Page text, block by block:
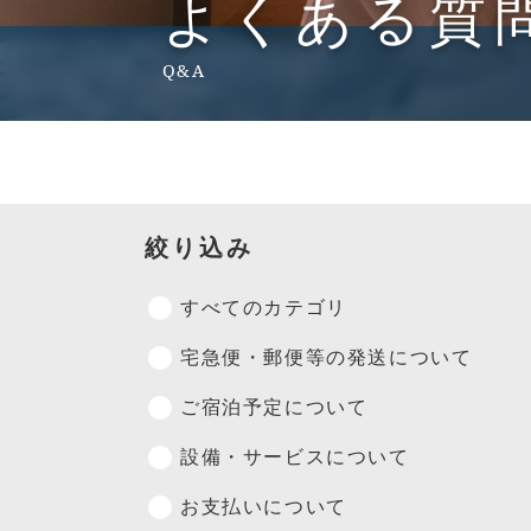
よくある質
Q&A
絞り込み
すべてのカテゴリ
宅急便・郵便等の発送について
ご宿泊予定について
設備・サービスについて
お支払いについて